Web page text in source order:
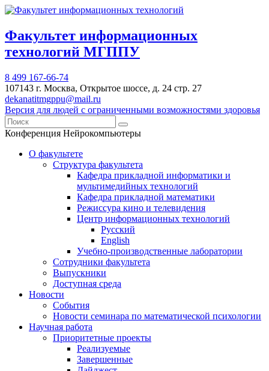
Факультет информационных
технологий МГППУ
8 499 167-66-74
107143 г. Москва, Открытое шоссе, д. 24 стр. 27
dekanatitmgppu@mail.ru
Версия для людей с ограниченными возможностями здоровья
Конференция Нейрокомпьютеры
О факультете
Структура факультета
Кафедра прикладной информатики и
мультимедийных технологий
Кафедра прикладной математики
Режиссура кино и телевидения
Центр информационных технологий
Русский
English
Учебно-производственные лаборатории
Сотрудники факультета
Выпускники
Доступная среда
Новости
События
Новости семинара по математической психологии
Научная работа
Приоритетные проекты
Реализуемые
Завершенные